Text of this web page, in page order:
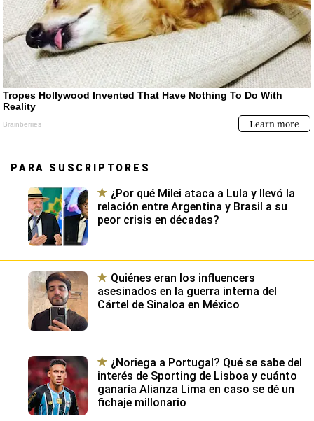
PARA SUSCRIPTORES
¿Por qué Milei ataca a Lula y llevó la
relación entre Argentina y Brasil a su
peor crisis en décadas?
Quiénes eran los influencers
asesinados en la guerra interna del
Cártel de Sinaloa en México
¿Noriega a Portugal? Qué se sabe del
interés de Sporting de Lisboa y cuánto
ganaría Alianza Lima en caso se dé un
fichaje millonario